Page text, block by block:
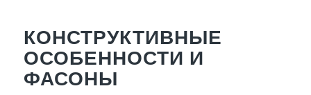
КОНСТРУКТИВНЫЕ
ОСОБЕННОСТИ И
ФАСОНЫ